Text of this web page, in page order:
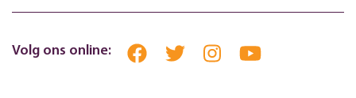
Volg ons online: